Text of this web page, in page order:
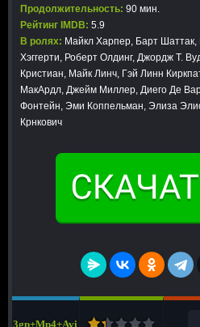
Продолжительность: 90 мин.
Рейтинг IMDB: 5.9
В ролях: Майкл Харпер, Барт
Хэггерти, Роберт Олдинг, Джордж Т.
Кристиан, Майк Линч, Гэй Линн
МакАрдл, Джейм Миллер, Диего Де
Фонтейн, Эми Коппельман, Элиза
Крнкович
3gp+Mp4+Avi